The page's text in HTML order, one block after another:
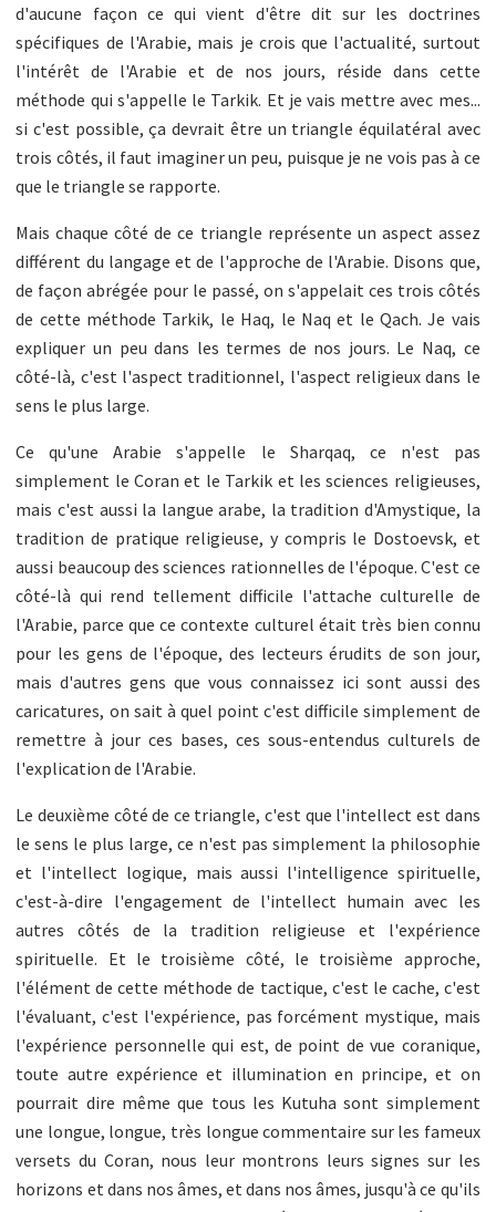
d'aucune façon ce qui vient d'être dit sur les doctrines
spécifiques de l'Arabie, mais je crois que l'actualité, surtout
l'intérêt de l'Arabie et de nos jours, réside dans cette
méthode qui s'appelle le Tarkik. Et je vais mettre avec mes...
si c'est possible, ça devrait être un triangle équilatéral avec
trois côtés, il faut imaginer un peu, puisque je ne vois pas à ce
que le triangle se rapporte.
Mais chaque côté de ce triangle représente un aspect assez
différent du langage et de l'approche de l'Arabie. Disons que,
de façon abrégée pour le passé, on s'appelait ces trois côtés
de cette méthode Tarkik, le Haq, le Naq et le Qach. Je vais
expliquer un peu dans les termes de nos jours. Le Naq, ce
côté-là, c'est l'aspect traditionnel, l'aspect religieux dans le
sens le plus large.
Ce qu'une Arabie s'appelle le Sharqaq, ce n'est pas
simplement le Coran et le Tarkik et les sciences religieuses,
mais c'est aussi la langue arabe, la tradition d'Amystique, la
tradition de pratique religieuse, y compris le Dostoevsk, et
aussi beaucoup des sciences rationnelles de l'époque. C'est ce
côté-là qui rend tellement difficile l'attache culturelle de
l'Arabie, parce que ce contexte culturel était très bien connu
pour les gens de l'époque, des lecteurs érudits de son jour,
mais d'autres gens que vous connaissez ici sont aussi des
caricatures, on sait à quel point c'est difficile simplement de
remettre à jour ces bases, ces sous-entendus culturels de
l'explication de l'Arabie.
Le deuxième côté de ce triangle, c'est que l'intellect est dans
le sens le plus large, ce n'est pas simplement la philosophie
et l'intellect logique, mais aussi l'intelligence spirituelle,
c'est-à-dire l'engagement de l'intellect humain avec les
autres côtés de la tradition religieuse et l'expérience
spirituelle. Et le troisième côté, le troisième approche,
l'élément de cette méthode de tactique, c'est le cache, c'est
l'évaluant, c'est l'expérience, pas forcément mystique, mais
l'expérience personnelle qui est, de point de vue coranique,
toute autre expérience et illumination en principe, et on
pourrait dire même que tous les Kutuha sont simplement
une longue, longue, très longue commentaire sur les fameux
versets du Coran, nous leur montrons leurs signes sur les
horizons et dans nos âmes, et dans nos âmes, jusqu'à ce qu'ils